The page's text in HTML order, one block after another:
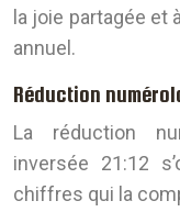
la joie partagée et
annuel.
Réduction
La réduction
inversée 21:12
chiffres qui la